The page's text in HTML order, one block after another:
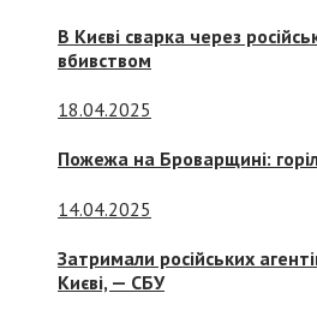
В Києві сварка через
вбивством
18.04.2025
Пожежа на Броварщині:
14.04.2025
Затримали російських
Києві, — СБУ